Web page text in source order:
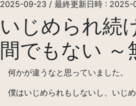
2025-09-23 / 最終更新日時 : 2025-
いじめられ続
間でもない ～
何かが違うなと思っていました。
僕はいじめられもしないし、いじめ